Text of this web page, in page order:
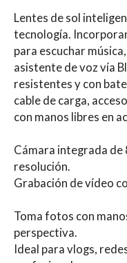
Lentes de sol
tecnología.
para escuchar
asistente de voz vía
resistentes y con
cable de carga,
con manos libres en
Cámara integrada
resolución.
Grabación de vídeo
Toma fotos con
perspectiva.
Ideal para vlogs,